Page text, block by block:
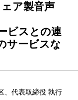
ア製音声
ビスとの連
サービスな
、代表取締役 執行